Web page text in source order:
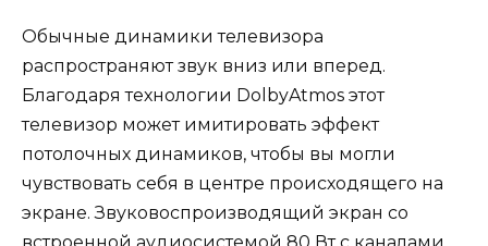
Обычные динамики телевизора
распространяют звук вниз или вперед.
Благодаря технологии DolbyAtmos этот
телевизор может имитировать эффект
потолочных динамиков, чтобы вы могли
чувствовать себя в центре происходящего на
экране. Звуковоспроизводящий экран со
встроенной аудиосистемой 80 Вт с каналами